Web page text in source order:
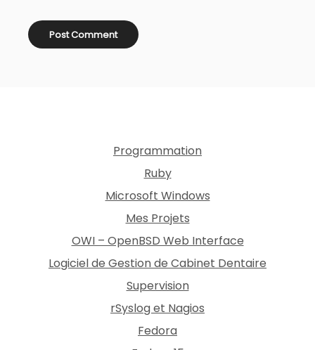
Programmation
Ruby
Microsoft Windows
Mes Projets
OWI – OpenBSD Web Interface
Logiciel de Gestion de Cabinet Dentaire
Supervision
rSyslog et Nagios
Fedora